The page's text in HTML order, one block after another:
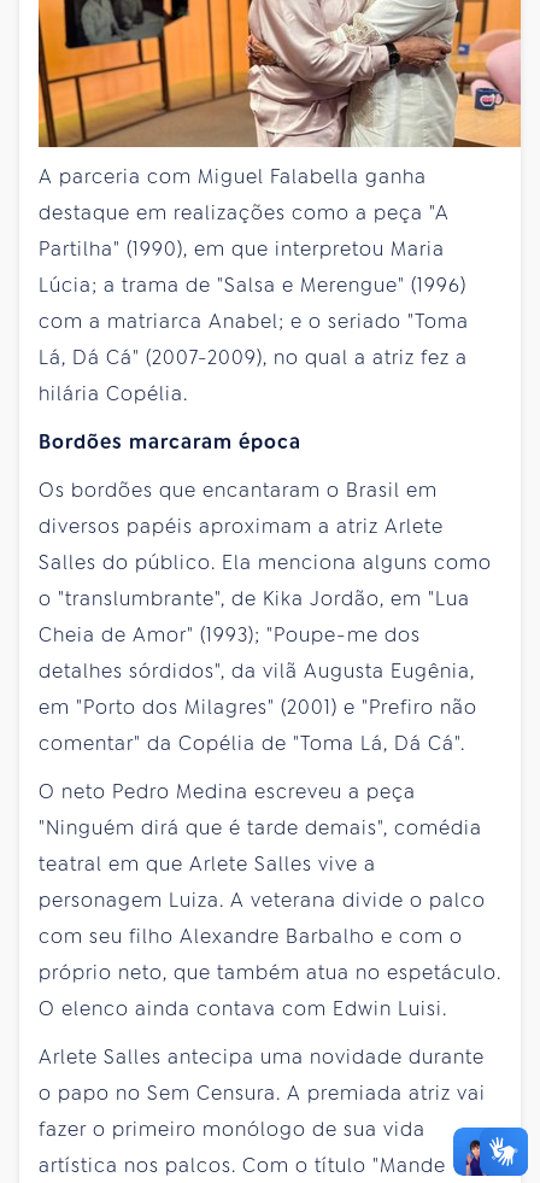
A parceria com Miguel Falabella ganha
destaque em realizações como a peça "A
Partilha" (1990), em que interpretou Maria
Lúcia; a trama de "Salsa e Merengue" (1996)
com a matriarca Anabel; e o seriado "Toma
Lá, Dá Cá" (2007-2009), no qual a atriz fez a
hilária Copélia.
Bordões marcaram época
Os bordões que encantaram o Brasil em
diversos papéis aproximam a atriz Arlete
Salles do público. Ela menciona alguns como
o "translumbrante", de Kika Jordão, em "Lua
Cheia de Amor" (1993); "Poupe-me dos
detalhes sórdidos", da vilã Augusta Eugênia,
em "Porto dos Milagres" (2001) e "Prefiro não
comentar" da Copélia de "Toma Lá, Dá Cá".
O neto Pedro Medina escreveu a peça
"Ninguém dirá que é tarde demais", comédia
teatral em que Arlete Salles vive a
personagem Luiza. A veterana divide o palco
com seu filho Alexandre Barbalho e com o
próprio neto, que também atua no espetáculo.
O elenco ainda contava com Edwin Luisi.
Arlete Salles antecipa uma novidade durante
o papo no Sem Censura. A premiada atriz vai
fazer o primeiro monólogo de sua vida
artística nos palcos. Com o título "Mande